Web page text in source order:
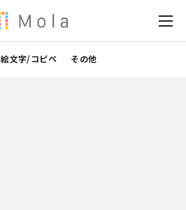
絵文字/コピペ その他